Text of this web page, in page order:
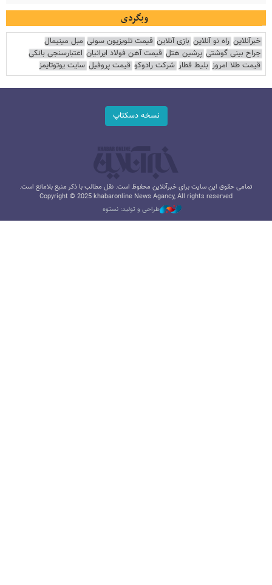
وبگردی
خبرآنلاین راه نو آنلاین بازی آنلاین قیمت تلویزیون سونی مبل مینیمال
جراح بینی گوشتی پرشین هتل قیمت آهن فولاد ایرانیان اعتبارسنجی بانکی
قیمت طلا امروز بلیط قطار شرکت رادوکو قیمت پروفیل سایت یوتوتایمز
نسخه دسکتاپ
تمامی حقوق این سایت برای خبرآنلاین محفوظ است. نقل مطالب با ذکر منبع بلامانع است.
Copyright © 2025 khabaronline News Agancy, All rights reserved
طراحی و تولید: نستوه